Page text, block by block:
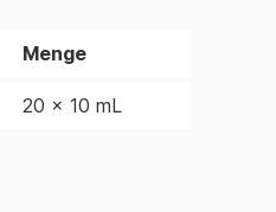
Menge
20 x 10 mL